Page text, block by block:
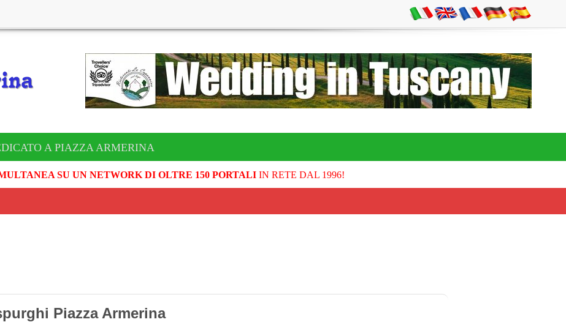
A PIAZZA ARMERINA
SU UN NETWORK DI OLTRE 150 PORTALIIN RETE DAL 1996!
Piazza Armerina